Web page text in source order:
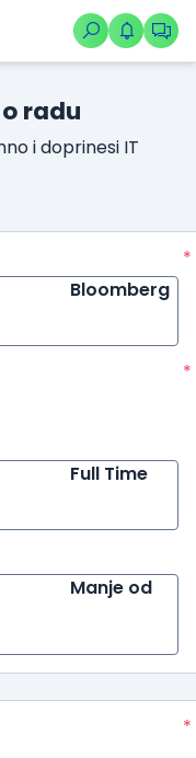
radu
i doprinesi IT
*
Bloomberg
*
Full Time
Manje od
*